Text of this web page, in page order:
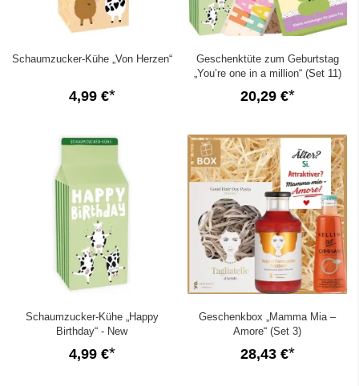
Schaumzucker-Kühe „Von Herzen“
4,99 €
Geschenktüte zum Geburtstag
„You’re one in a million“ (Set 11)
20,29 €
Schaumzucker-Kühe „Happy
Birthday“ - New
4,99 €
Geschenkbox „Mamma Mia –
Amore“ (Set 3)
28,43 €